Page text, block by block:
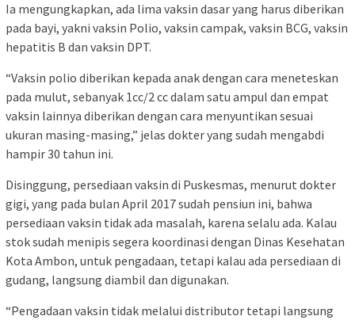
Ia mengungkapkan, ada lima vaksin dasar yang harus diberikan
pada bayi, yakni vaksin Polio, vaksin campak, vaksin BCG, vaksin
hepatitis B dan vaksin DPT.
“Vaksin polio diberikan kepada anak dengan cara meneteskan
pada mulut, sebanyak 1cc/2 cc dalam satu ampul dan empat
vaksin lainnya diberikan dengan cara menyuntikan sesuai
ukuran masing-masing,” jelas dokter yang sudah mengabdi
hampir 30 tahun ini.
Disinggung, persediaan vaksin di Puskesmas, menurut dokter
gigi, yang pada bulan April 2017 sudah pensiun ini, bahwa
persediaan vaksin tidak ada masalah, karena selalu ada. Kalau
stok sudah menipis segera koordinasi dengan Dinas Kesehatan
Kota Ambon, untuk pengadaan, tetapi kalau ada persediaan di
gudang, langsung diambil dan digunakan.
“Pengadaan vaksin tidak melalui distributor tetapi langsung